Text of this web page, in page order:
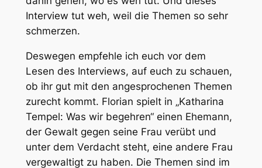
Interview tut weh, weil die Themen so sehr
schmerzen.
Deswegen empfehle ich euch vor dem
Lesen des Interviews, auf euch zu schauen,
ob ihr gut mit den angesprochenen Themen
zurecht kommt. Florian spielt in „Katharina
Tempel: Was wir begehren“ einen Ehemann,
der Gewalt gegen seine Frau verübt und
unter dem Verdacht steht, eine andere Frau
vergewaltigt zu haben. Die Themen sind im